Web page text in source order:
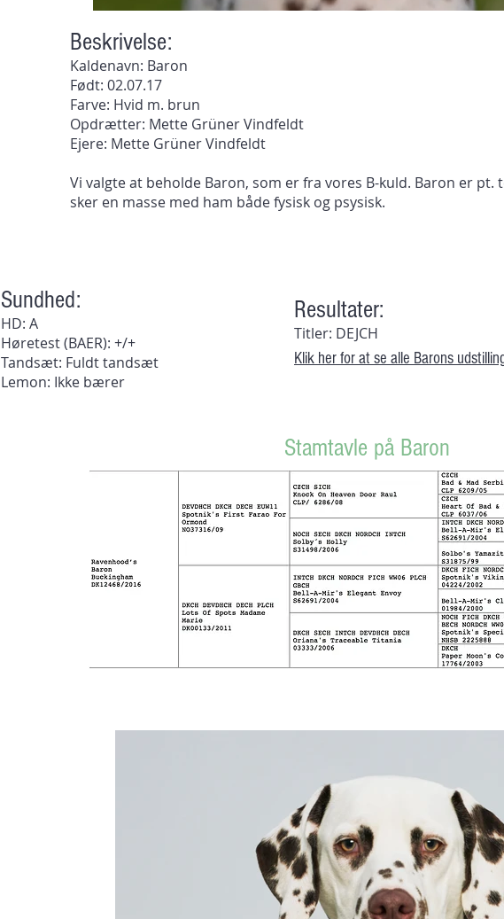
Beskrivelse:
Kaldenavn: Baron
Født: 02.07.17
Farve: Hvid m. brun
Opdrætter: Mette Grüner Vindfeldt
Ejere: Mette Grüner Vindfeldt
Vi valgte at beholde Baron, som er fra vores B-kuld. Baron er pt.
sker en masse med ham både fysisk og psysisk.
Sundhed:
HD: A
Høretest (BAER): +/+
Tandsæt: Fuldt tandsæt
Lemon: Ikke bærer
Resultater:
Titler: DEJCH
Klik her for at se alle Barons
Stamtavle på Baron